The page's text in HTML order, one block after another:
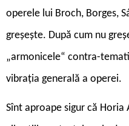
operele lui Broch, Borges,
greșește. După cum nu
„armonicele“ contra-
vibrația generală a operei.
Sînt aproape sigur că Horia